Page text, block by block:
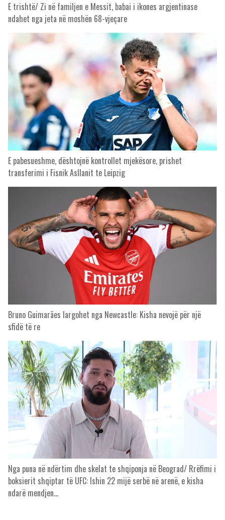
E trishtë/ Zi në familjen e Messit, babai i ikones argjentinase
ndahet nga jeta në moshën 68-vjeçare
E pabesueshme, dështojnë kontrollet mjekësore, prishet
transferimi i Fisnik Asllanit te Leipzig
Bruno Guimarães largohet nga Newcastle: Kisha nevojë për një
sfidë të re
Nga puna në ndërtim dhe skelat te shqiponja në Beograd/ Rrëfimi i
boksierit shqiptar të UFC: Ishin 22 mijë serbë në arenë, e kisha
ndarë mendjen…